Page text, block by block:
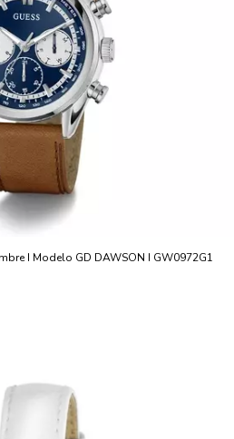
I Modelo GD DAWSON I GW0972G1